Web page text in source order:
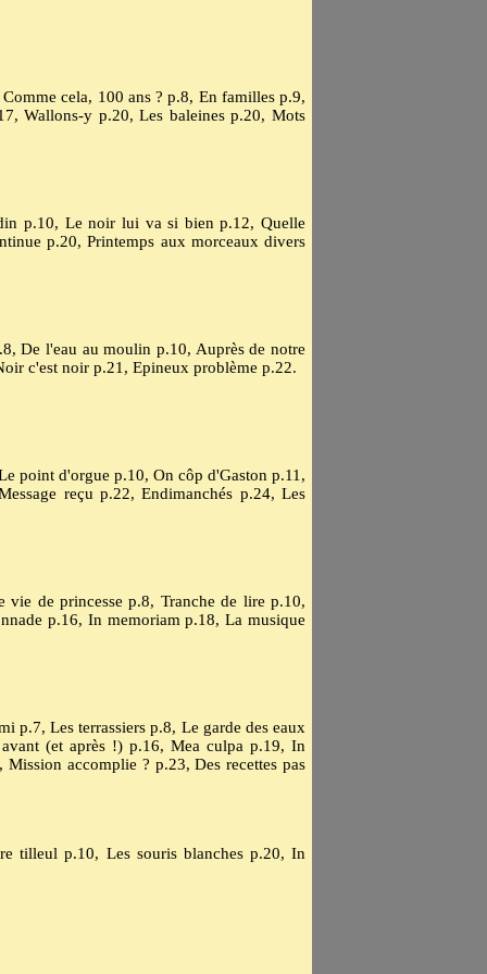
cela, 100 ans ? p.8, En familles p.9,
Wallons-y p.20, Les baleines p.20, Mots
p.10, Le noir lui va si bien p.12, Quelle
p.20, Printemps aux morceaux divers
De l'eau au moulin p.10, Auprès de notre
c'est noir p.21, Epineux problème p.22.
point d'orgue p.10, On côp d'Gaston p.11,
reçu p.22, Endimanchés p.24, Les
de princesse p.8, Tranche de lire p.10,
p.16, In memoriam p.18, La musique
p.7, Les terrassiers p.8, Le garde des eaux
(et après !) p.16, Mea culpa p.19, In
accomplie ? p.23, Des recettes pas
tilleul p.10, Les souris blanches p.20, In